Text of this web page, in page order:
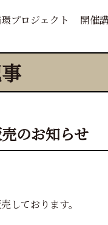
プロジェクト 開催
のお知らせ
しております。